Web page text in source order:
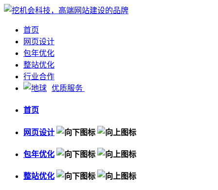
首页
网页设计
包年优化
整站优化
行业合作
优质服务
首页
网页设计
包年优化
整站优化